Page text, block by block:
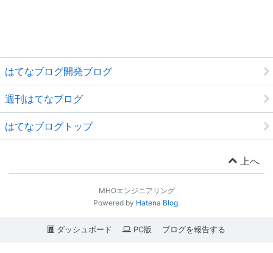
はてなブログ開発ブログ
週刊はてなブログ
はてなブログトップ
上へ
MHOエンジニアリング
Powered by Hatena Blog.
ダッシュボード PC版 ブログを報告する